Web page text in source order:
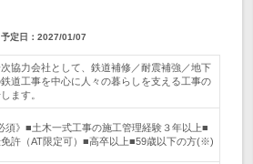
定日： 2027/01/07
協力会社として、鉄道補修／耐震補強／地下
道工事を中心に人々の暮らしを支える工事の
ます。
須》■土木一式工事の施工管理経験３年以上■
許（AT限定可）■高卒以上■59歳以下の方(※)